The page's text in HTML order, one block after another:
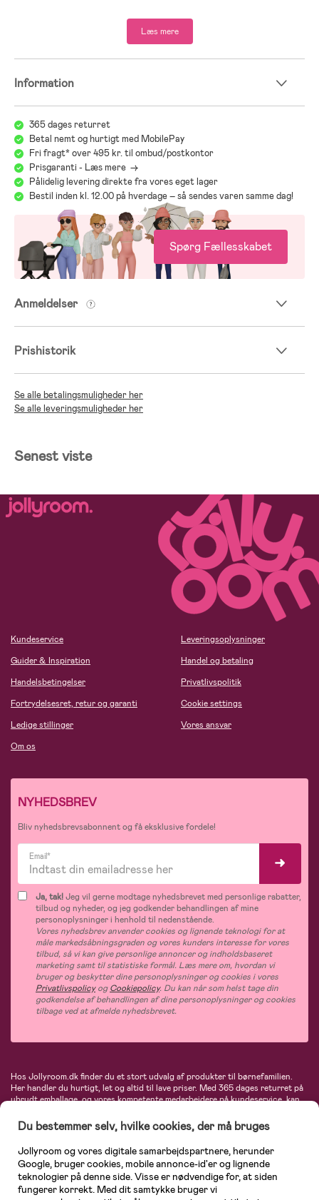
- Maks. belastning: 13 kg, når produktet bruges som børnestol.
- Kontrollér regelmæssigt ophæng og fastgørelsesanordninger for at
undgå faldulykker.
- Kåret til bedst i test 2024 af den svenske forbrugerside bäst-i-
- Polyester, bomuld.
;
Læs mere
Information
365 dages returret
Betal nemt og hurtigt med MobilePay
Fri fragt* over 495 kr. til ombud/postkontor
Prisgaranti - Læs mere ->
Pålidelig levering direkte fra vores eget lager
Bestil inden kl. 12.00 på hverdage – så sendes varen samme dag!
Spørg Fællesskabet
Anmeldelser
Prishistorik
Se alle betalingsmuligheder her
Se alle leveringsmuligheder her
Senest viste
Kundeservice
Guider & Inspiration
Handelsbetingelser
Fortrydelsesret, retur og garanti
Ledige stillinger
Om os
Leveringsoplysninger
Handel og betaling
Privatlivspolitik
Cookie settings
Vores ansvar
NYHEDSBREV
Bliv nyhedsbrevsabonnent og få eksklusive fordele!
Email*
Ja, tak!Jeg vil gerne modtage nyhedsbrevet med personlige rabatter,
tilbud og nyheder, og jeg godkender behandlingen af mine
personoplysninger i henhold til nedenstående.
Vores nyhedsbrev anvender cookies og lignende teknologi for at
måle markedsåbningsgraden og vores kunders interesse for vores
tilbud, så vi kan give personlige annoncer og indholdsbaseret
marketing samt til statistiske formål. Læs mere om, hvordan vi
bruger og beskytter dine personoplysninger og cookies i vores
PrivatlivspolicyogCookiepolicy. Du kan når som helst tage din
godkendelse af behandlingen af dine personoplysninger og cookies
tilbage ved at afmelde nyhedsbrevet.
Hos Jollyroom.dk finder du et stort udvalg af produkter til børnefamilien.
Her handler du hurtigt, let og altid til lave priser. Med 365 dages returret på
ubrudt emballage, og vores kompetente medarbejdere på kundeservice, kan
barnevogne, autostole, børne- og babytøj, produkter til gravide og ammende
mødre, indretning og inspiration, legetøj, babyudstyr og meget mere. Vi
tilbyder produkter fra velkendte varemærker som Britax, Maxi-Cosi, Baby
Jogger, BabyBjörn, Didriksons, KidKraft, Ergobaby, Phillips Avent, Neonate,
Cybex, LEGO og mange flere. Kort sagt - et kæmpe sortiment venter på dig!
Du bestemmer selv, hvilke cookies, der må bruges
Jollyroom og vores digitale samarbejdspartnere, herunder
Google, bruger cookies, mobile annonce-id'er og lignende
teknologier på denne side. Visse er nødvendige for, at siden
fungerer korrekt. Med dit samtykke bruger vi